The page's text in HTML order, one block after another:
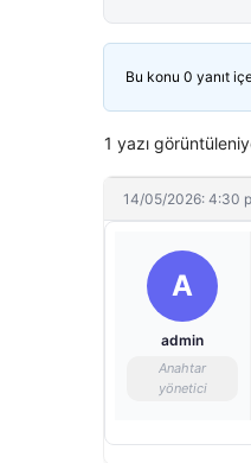
Bu konu 0 yanıt
1 yazı
14/05/2026: 4:30
A
admin
Anahtar
yönetici